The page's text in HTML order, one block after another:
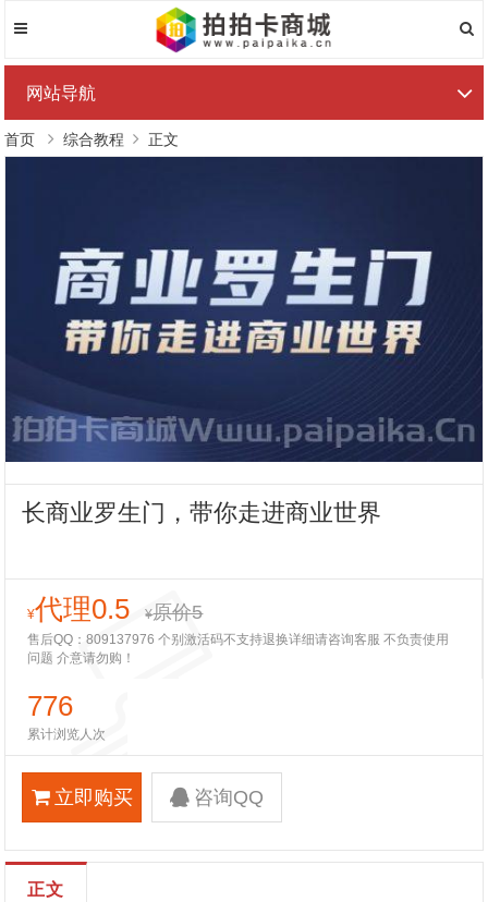
网站导航
首页 综合教程 正文
长商业罗生门，带你走进商业世界
¥代理0.5 ¥原价5
售后QQ：809137976 个别激活码不支持退换详细请咨询客服 不负责使用
问题 介意请勿购！
776
累计浏览人次
立即购买 咨询QQ
正文